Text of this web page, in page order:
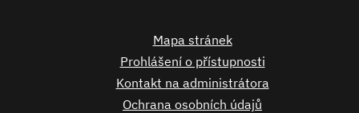
Mapa stránek
Prohlášení o přístupnosti
Kontakt na administrátora
Ochrana osobních údajů